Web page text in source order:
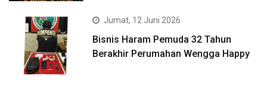
Jumat, 12 Juni 2026
Bisnis Haram Pemuda 32 Tahun
Berakhir Perumahan Wengga Happy